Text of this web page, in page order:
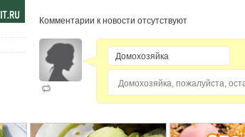
Комментарии к новости отсутствуют
Домохозяйка, пожалуйста,